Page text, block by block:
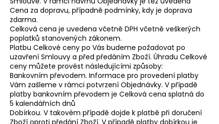
Cena za dopravu, případně podmínky, kdy je doprava
zdarma.
Celková cena je uvedena včetně DPH včetně veškerých
poplatků stanovených zákonem.
Platbu Celkové ceny po Vás budeme požadovat po
uzavření Smlouvy a před předáním Zboží. Úhradu Celkové
ceny můžete provést následujícími způsoby:
Bankovním převodem. Informace pro provedení platby
Vám zašleme v rámci potvrzení Objednávky. V případě
platby bankovním převodem je Celková cena splatná do
5 kalendářních dnů
Dobírkou. V takovém případě dojde k platbě při doručení
Zboží oproti předání Zboží. V případě platby dobírkou je